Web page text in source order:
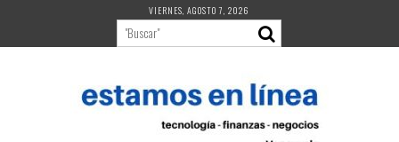
contenido
VIERNES, AGOSTO 7, 2026